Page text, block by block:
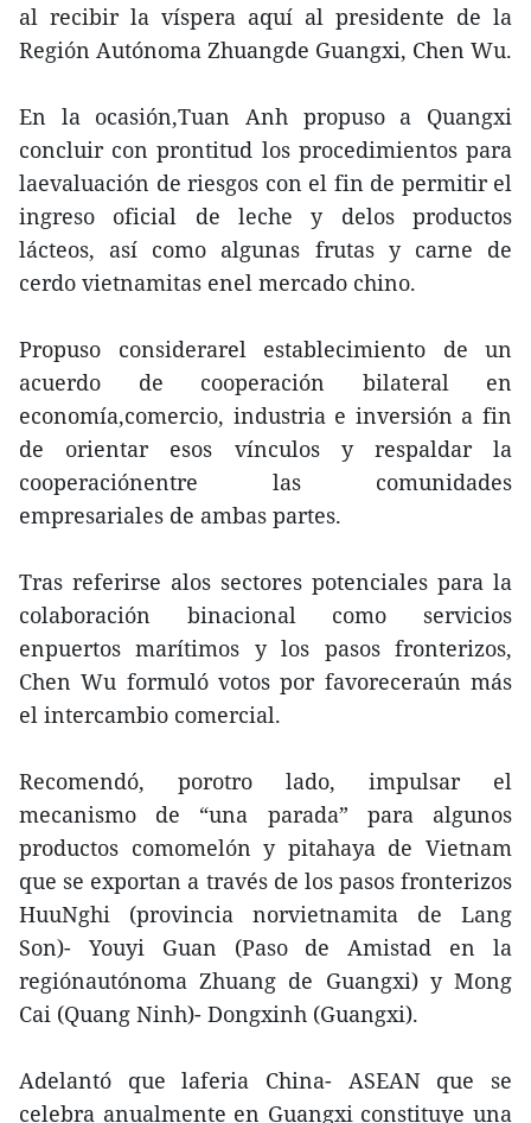
al recibir la víspera aquí al presidente de la
Región Autónoma Zhuangde Guangxi, Chen Wu.
En la ocasión,Tuan Anh propuso a Quangxi
concluir con prontitud los procedimientos para
laevaluación de riesgos con el fin de permitir el
ingreso oficial de leche y delos productos
lácteos, así como algunas frutas y carne de
cerdo vietnamitas enel mercado chino.
Propuso considerarel establecimiento de un
acuerdo de cooperación bilateral en
economía,comercio, industria e inversión a fin
de orientar esos vínculos y respaldar la
cooperaciónentre las comunidades
empresariales de ambas partes.
Tras referirse alos sectores potenciales para la
colaboración binacional como servicios
enpuertos marítimos y los pasos fronterizos,
Chen Wu formuló votos por favoreceraún más
el intercambio comercial.
Recomendó, porotro lado, impulsar el
mecanismo de “una parada” para algunos
productos comomelón y pitahaya de Vietnam
que se exportan a través de los pasos fronterizos
HuuNghi (provincia norvietnamita de Lang
Son)- Youyi Guan (Paso de Amistad en la
regiónautónoma Zhuang de Guangxi) y Mong
Cai (Quang Ninh)- Dongxinh (Guangxi).
Adelantó que laferia China- ASEAN que se
celebra anualmente en Guangxi constituye una